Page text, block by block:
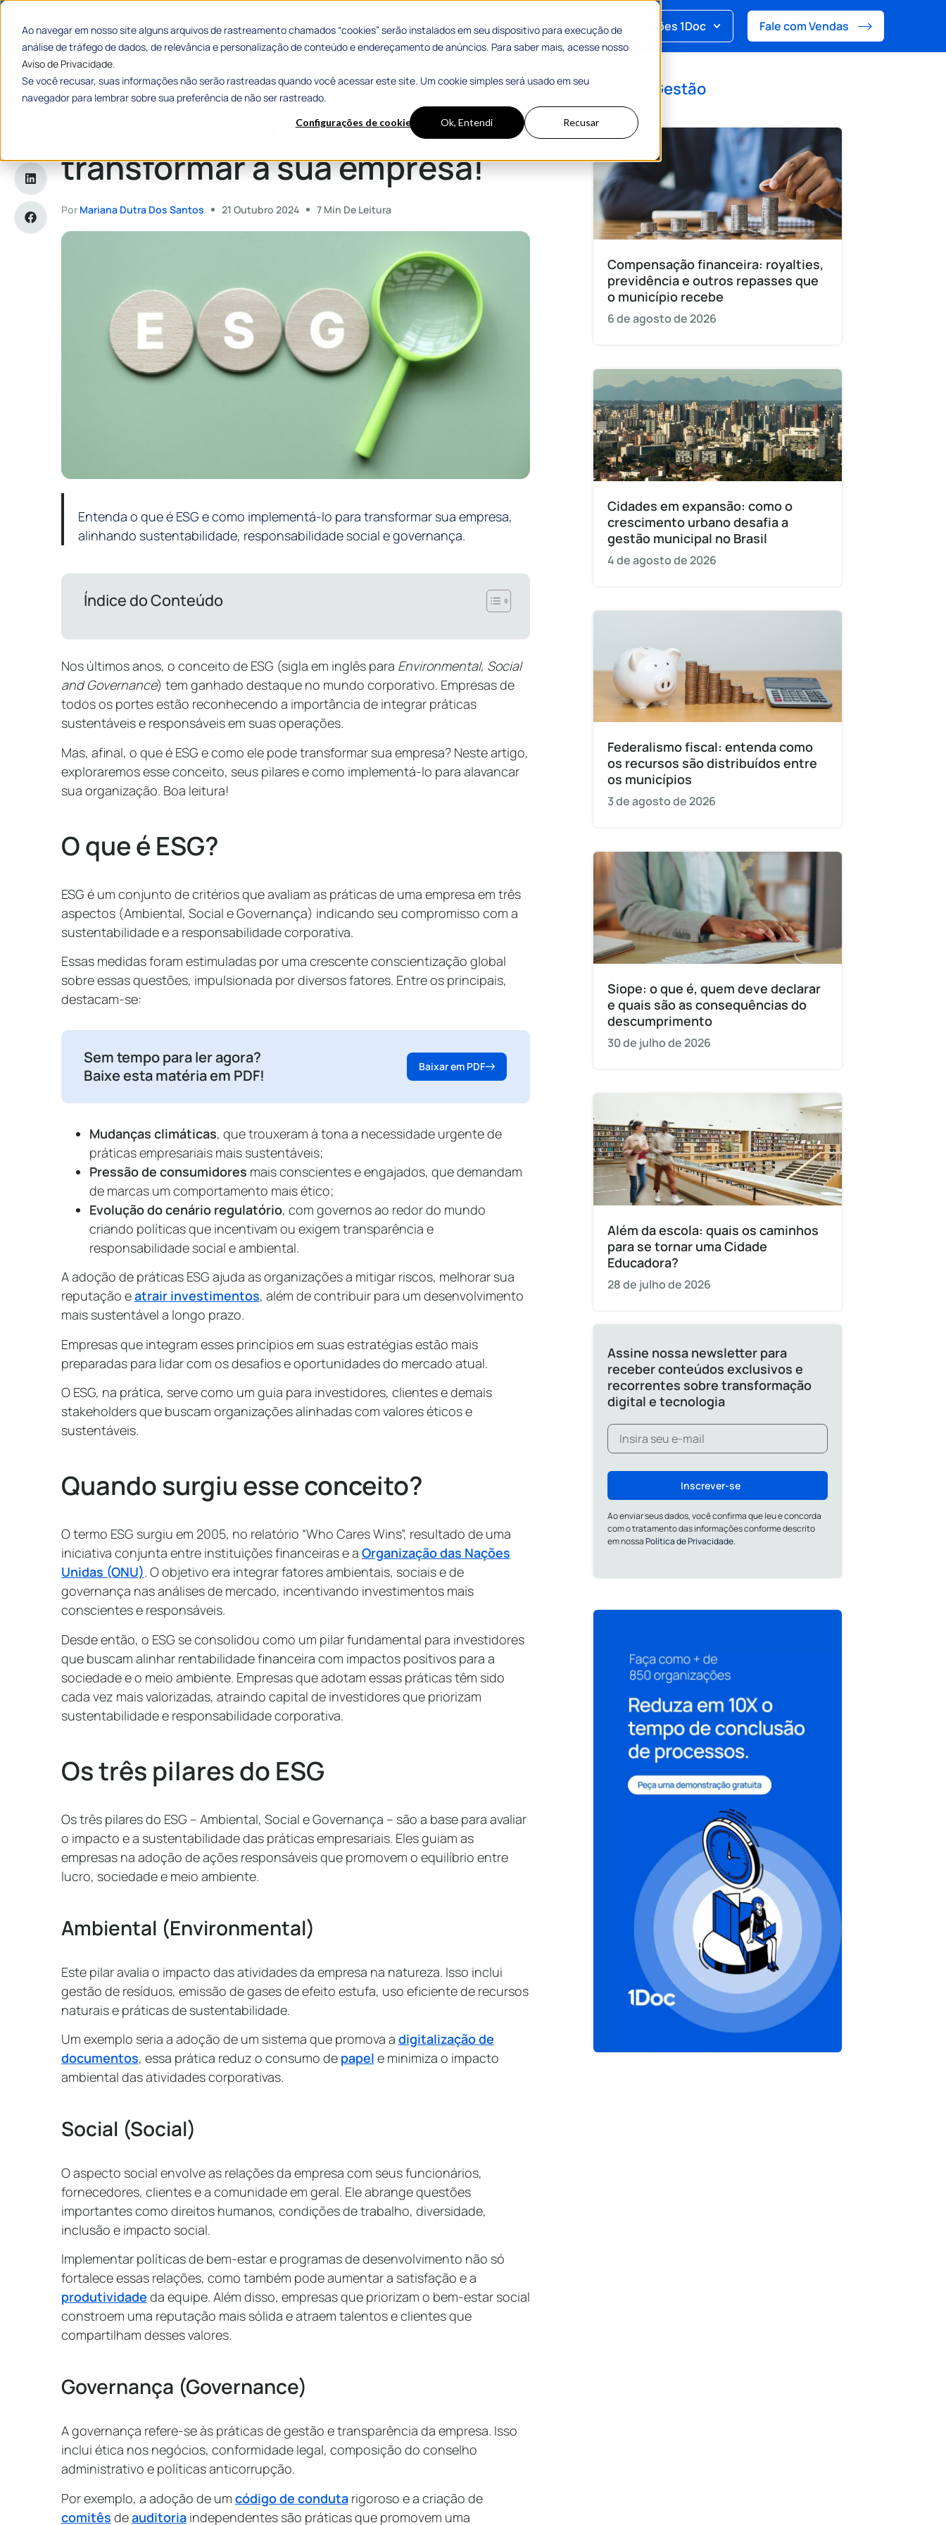
Ao navegar em nosso site alguns arquivos de rastreamento chamados “cookies” serão instalados em seu dispositivo para execução de
análise de tráfego de dados, de relevância e personalização de conteúdo e endereçamento de anúncios. Para saber mais, acesse nosso
Aviso de Privacidade.
Se você recusar, suas informações não serão rastreadas quando você acessar este site. Um cookie simples será usado em seu
navegador para lembrar sobre sua preferência de não ser rastreado.
Configurações de cookies Ok, Entendi Recusar
Categorias Histórias de Sucesso Materiais Gratuitos Soluções 1Doc Fale com Vendas
Home»ESG: como implementá-lo e transformar a sua empresa!
ESG: como implementá-lo e
transformar a sua empresa!
Por Mariana Dutra Dos Santos 21 Outubro 2024 7 Min De Leitura
Entenda o que é ESG e como implementá-lo para transformar sua empresa,
alinhando sustentabilidade, responsabilidade social e governança.
Índice do Conteúdo
Nos últimos anos, o conceito de ESG (sigla em inglês para Environmental, Social
and Governance) tem ganhado destaque no mundo corporativo. Empresas de
todos os portes estão reconhecendo a importância de integrar práticas
sustentáveis e responsáveis em suas operações.
Mas, afinal, o que é ESG e como ele pode transformar sua empresa? Neste artigo,
exploraremos esse conceito, seus pilares e como implementá-lo para alavancar
sua organização. Boa leitura!
O que é ESG?
ESG é um conjunto de critérios que avaliam as práticas de uma empresa em três
aspectos (Ambiental, Social e Governança) indicando seu compromisso com a
sustentabilidade e a responsabilidade corporativa.
Essas medidas foram estimuladas por uma crescente conscientização global
sobre essas questões, impulsionada por diversos fatores. Entre os principais,
destacam-se:
Sem tempo para ler agora?
Baixe esta matéria em PDF!
Baixar em PDF
Mudanças climáticas, que trouxeram à tona a necessidade urgente de
práticas empresariais mais sustentáveis;
Pressão de consumidores mais conscientes e engajados, que demandam
de marcas um comportamento mais ético;
Evolução do cenário regulatório, com governos ao redor do mundo
criando políticas que incentivam ou exigem transparência e
responsabilidade social e ambiental.
A adoção de práticas ESG ajuda as organizações a mitigar riscos, melhorar sua
reputação eatrair investimentos, além de contribuir para um desenvolvimento
mais sustentável a longo prazo.
Empresas que integram esses princípios em suas estratégias estão mais
preparadas para lidar com os desafios e oportunidades do mercado atual.
O ESG, na prática, serve como um guia para investidores, clientes e demais
stakeholders que buscam organizações alinhadas com valores éticos e
sustentáveis.
Quando surgiu esse conceito?
O termo ESG surgiu em 2005, no relatório “Who Cares Wins”, resultado de uma
iniciativa conjunta entre instituições financeiras e a Organização das Nações
Unidas (ONU). O objetivo era integrar fatores ambientais, sociais e de
governança nas análises de mercado, incentivando investimentos mais
conscientes e responsáveis.
Desde então, o ESG se consolidou como um pilar fundamental para investidores
que buscam alinhar rentabilidade financeira com impactos positivos para a
sociedade e o meio ambiente. Empresas que adotam essas práticas têm sido
cada vez mais valorizadas, atraindo capital de investidores que priorizam
sustentabilidade e responsabilidade corporativa.
Os três pilares do ESG
Os três pilares do ESG – Ambiental, Social e Governança – são a base para avaliar
o impacto e a sustentabilidade das práticas empresariais. Eles guiam as
empresas na adoção de ações responsáveis que promovem o equilíbrio entre
lucro, sociedade e meio ambiente.
Ambiental (Environmental)
Este pilar avalia o impacto das atividades da empresa na natureza. Isso inclui
gestão de resíduos, emissão de gases de efeito estufa, uso eficiente de recursos
naturais e práticas de sustentabilidade.
Um exemplo seria a adoção de um sistema que promova a digitalização de
documentos, essa prática reduz o consumo de papel e minimiza o impacto
ambiental das atividades corporativas.
Social (Social)
O aspecto social envolve as relações da empresa com seus funcionários,
fornecedores, clientes e a comunidade em geral. Ele abrange questões
importantes como direitos humanos, condições de trabalho, diversidade,
inclusão e impacto social.
Implementar políticas de bem-estar e programas de desenvolvimento não só
fortalece essas relações, como também pode aumentar a satisfação e a
produtividade da equipe. Além disso, empresas que priorizam o bem-estar social
constroem uma reputação mais sólida e atraem talentos e clientes que
compartilham desses valores.
Governança (Governance)
A governança refere-se às práticas de gestão e transparência da empresa. Isso
inclui ética nos negócios, conformidade legal, composição do conselho
administrativo e políticas anticorrupção.
Por exemplo, a adoção de um código de condutarigoroso e a criação de
comitês deauditoriaindependentes são práticas que promovem uma
Gestão
Compensação financeira: royalties,
previdência e outros repasses que
o município recebe
6 de agosto de 2026
Cidades em expansão: como o
crescimento urbano desafia a
gestão municipal no Brasil
4 de agosto de 2026
Federalismo fiscal: entenda como
os recursos são distribuídos entre
os municípios
3 de agosto de 2026
Siope: o que é, quem deve declarar
e quais são as consequências do
descumprimento
30 de julho de 2026
Além da escola: quais os caminhos
para se tornar uma Cidade
Educadora?
28 de julho de 2026
Assine nossa newsletter para
receber conteúdos exclusivos e
recorrentes sobre transformação
digital e tecnologia
Inscrever-se
Ao enviar seus dados, você confirma que leu e concorda
com o tratamento das informações conforme descrito
em nossaPolítica de Privacidade.